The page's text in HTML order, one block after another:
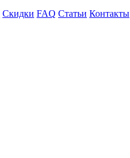
Скидки FAQ Статьи Контакты